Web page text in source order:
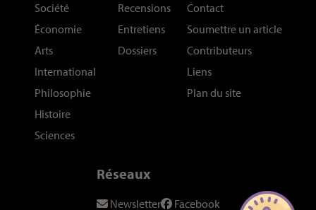
Société
Économie
Arts
International
Philosophie
Histoire
Sciences
Recensions
Entretiens
Dossiers
Contact
Soumettre un article
Contributeurs
Liens
Plan du site
Réseaux
Newsletter Facebook